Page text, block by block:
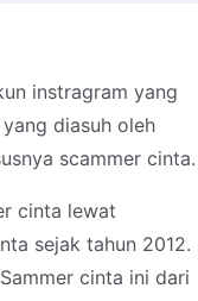
instragram yang
yang diasuh oleh
scammer cinta.
cinta lewat
sejak tahun 2012.
cinta ini dari